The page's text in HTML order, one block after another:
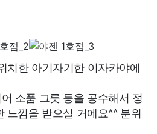
치한 아기자기한 이자카야에
소품 그릇 등을 공수해서 정
느낌을 받으실 거에요^^ 분위